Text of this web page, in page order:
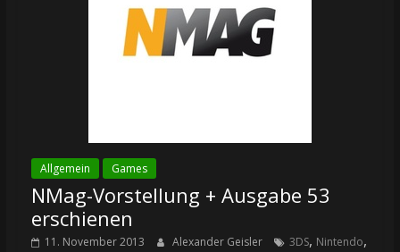
Allgemein Games
NMag-Vorstellung + Ausgabe 53
erschienen
11. November 2013 Alexander Geisler 3DS, Nintendo,